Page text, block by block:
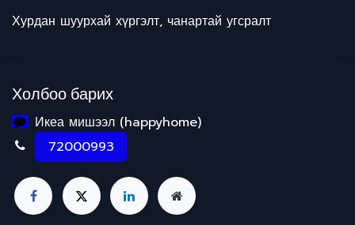
Хурдан шуурхай хүргэлт, чанартай угсралт
Холбоо барих
Икеа мишээл (happyhome)
72000993